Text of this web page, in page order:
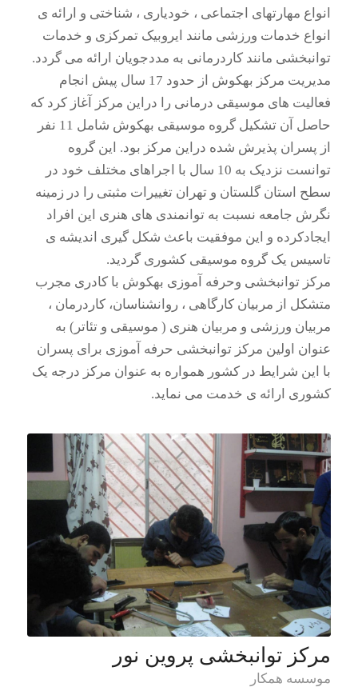
انواع مهارتهای اجتماعی ، خودیاری ، شناختی و ارائه ی
انواع خدمات ورزشی مانند ایروبیک تمرکزی و خدمات
توانبخشی مانند کاردرمانی به مددجویان ارائه می گردد.
مدیریت مرکز بهکوش از حدود 17 سال پیش انجام
فعالیت های موسیقی درمانی را دراین مرکز آغاز کرد که
حاصل آن تشکیل گروه موسیقی بهکوش شامل 11 نفر
از پسران پذیرش شده دراین مرکز بود. این گروه
توانست نزدیک به 10 سال با اجراهای مختلف خود در
سطح استان گلستان و تهران تغییرات مثبتی را در زمینه
نگرش جامعه نسبت به توانمندی های هنری این افراد
ایجادکرده و این موفقیت باعث شکل گیری اندیشه ی
تاسیس یک گروه موسیقی کشوری گردید.
مرکز توانبخشی وحرفه آموزی بهکوش با کادری مجرب
متشکل از مربیان کارگاهی ، روانشناسان، کاردرمان ،
مربیان ورزشی و مربیان هنری ( موسیقی و تئاتر) به
عنوان اولین مرکز توانبخشی حرفه آموزی برای پسران
با این شرایط در کشور همواره به عنوان مرکز درجه یک
کشوری ارائه ی خدمت می نماید.
مرکز توانبخشی پروین نور
موسسه همکار